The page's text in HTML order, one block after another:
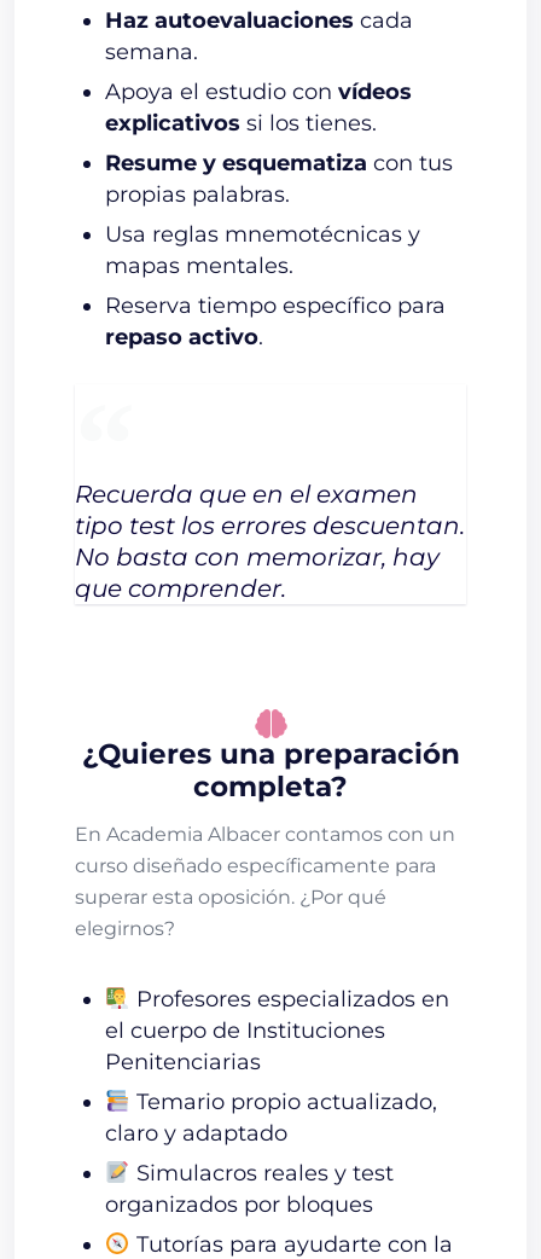
Haz autoevaluaciones cada
semana.
Apoya el estudio con vídeos
explicativos si los tienes.
Resume y esquematiza con tus
propias palabras.
Usa reglas mnemotécnicas y
mapas mentales.
Reserva tiempo específico para
repaso activo.
Recuerda que en el examen
tipo test los errores descuentan.
No basta con memorizar, hay
que comprender.
¿Quieres una preparación
completa?
En Academia Albacer contamos con un
curso diseñado específicamente para
superar esta oposición. ¿Por qué
elegirnos?
Profesores especializados en
el cuerpo de Instituciones
Penitenciarias
Temario propio actualizado,
claro y adaptado
Simulacros reales y test
organizados por bloques
Tutorías para ayudarte con la